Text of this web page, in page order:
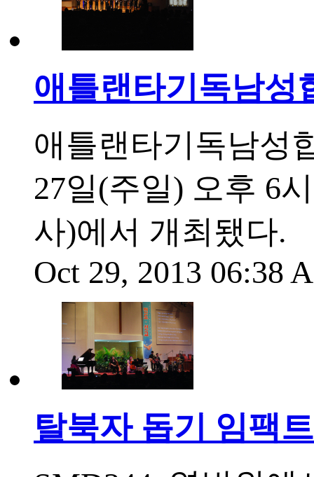
애틀랜타기독남성
애틀랜타기독남성
27일(주일) 오후 6
사)에서 개최됐다.
Oct 29, 2013 06:38
탈북자 돕기 임팩